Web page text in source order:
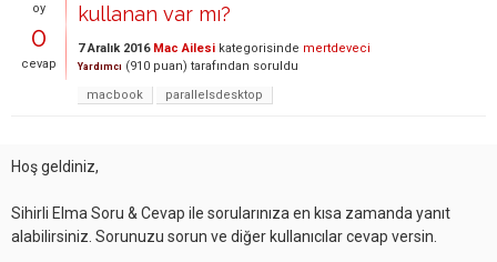
oy
0
cevap
kullanan var mı?
7 Aralık 2016 Mac Ailesi kategorisinde mertdeveci
Yardımcı (910 puan) tarafından soruldu
macbook
parallelsdesktop
Hoş geldiniz,
Sihirli Elma Soru & Cevap ile sorularınıza en kısa zamanda yanıt
alabilirsiniz. Sorunuzu sorun ve diğer kullanıcılar cevap versin.